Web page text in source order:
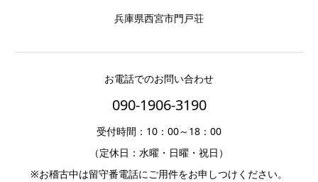
兵庫県西宮市門戸荘
お電話でのお問い合わせ
090-1906-3190
受付時間：10：00～18：00
（定休日：水曜・日曜・祝日）
※お稽古中は留守番電話にご用件をお申しつけください。